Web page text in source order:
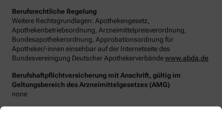
Berufsrechtliche Regelung
Weitere Rechtsgrundlagen: Apothekengesetz,
Apothekenbetriebsordnung, Arzneimittelpreisverordnung,
Bundesapothekerordnung, Approbationsordnung für
Apotheker/-innen einsehbar auf der Internetseite des
Bundesvereinigung Deutscher Apothekerverbändewww.abda.de
Berufshaftpflichtversicherung mit Anschrift, gültig im
Geltungsbereich des Arzneimittelgesetzes (AMG)
none